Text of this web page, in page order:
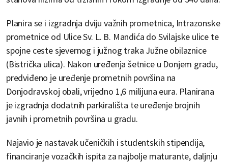
Planira se i izgradnja dviju važnih prometnica, Intrazonske
prometnice od Ulice Sv. L. B. Mandića do Svilajske ulice te
spojne ceste sjevernog i južnog traka Južne obilaznice
(Bistrička ulica). Nakon uređenja šetnice u Donjem gradu,
predviđeno je uređenje prometnih površina na
Donjodravskoj obali, vrijedno 1,6 milijuna eura. Planirana
je izgradnja dodatnih parkirališta te uređenje brojnih
javnih i prometnih površina u gradu.
Najavio je nastavak učeničkih i studentskih stipendija,
financiranje vozačkih ispita za najbolje maturante, daljnju